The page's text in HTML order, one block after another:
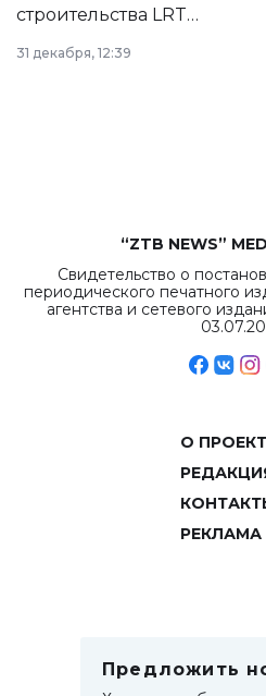
строительства LRT
в Астане из
республиканского
31 декабря, 12:39
“ZTB NEWS”
Свидетельство о
периодического печатного
агентства и сетевого
О
РЕКЛАМА
Предложить